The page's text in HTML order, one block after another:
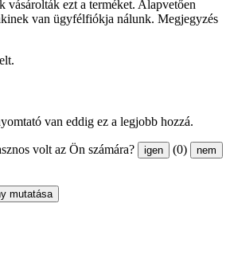
vásárolták ezt a terméket. Alapvetően
van ügyfélfiókja nálunk. Megjegyzés
van eddig ez a legjobb hozzá.
volt az Ön számára? igen (0) nem
mutatása